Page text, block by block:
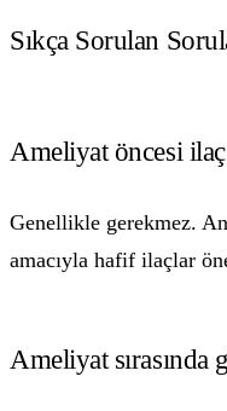
Sıkça Sorulan
Ameliyat öncesi
Genellikle gerekmez.
amacıyla hafif ilaçlar
Ameliyat sırasında